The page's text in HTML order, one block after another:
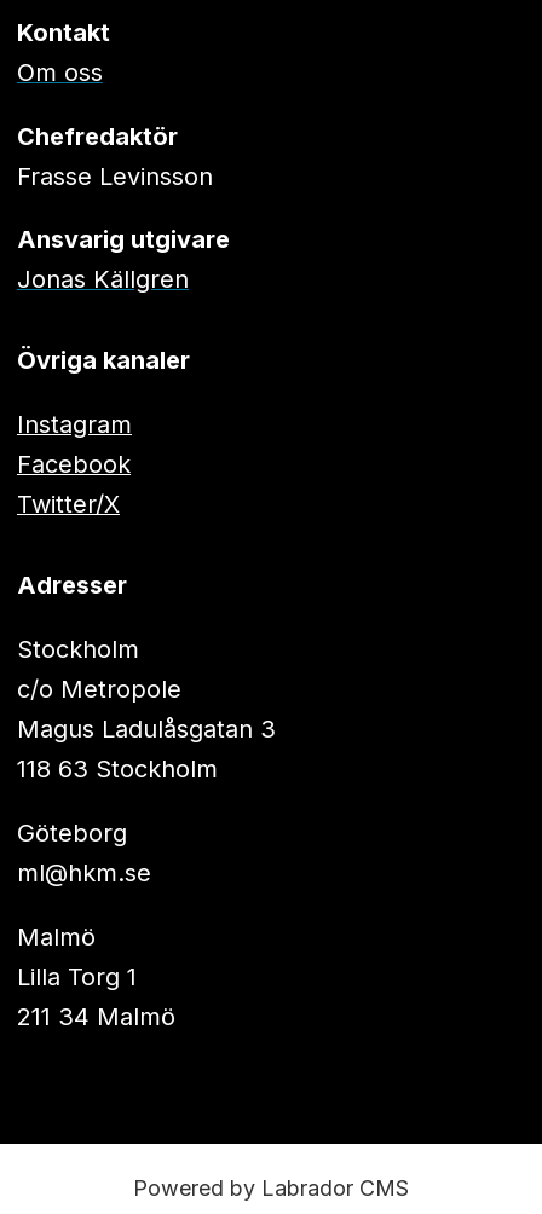
Kontakt
Om oss
Chefredaktör
Frasse Levinsson
Ansvarig utgivare
Jonas Källgren
Övriga kanaler
Instagram
Facebook
Twitter/X
Adresser
Stockholm
c/o Metropole
Magus Ladulåsgatan 3
118 63 Stockholm
Göteborg
ml@hkm.se
Malmö
Lilla Torg 1
211 34 Malmö
Powered by Labrador CMS